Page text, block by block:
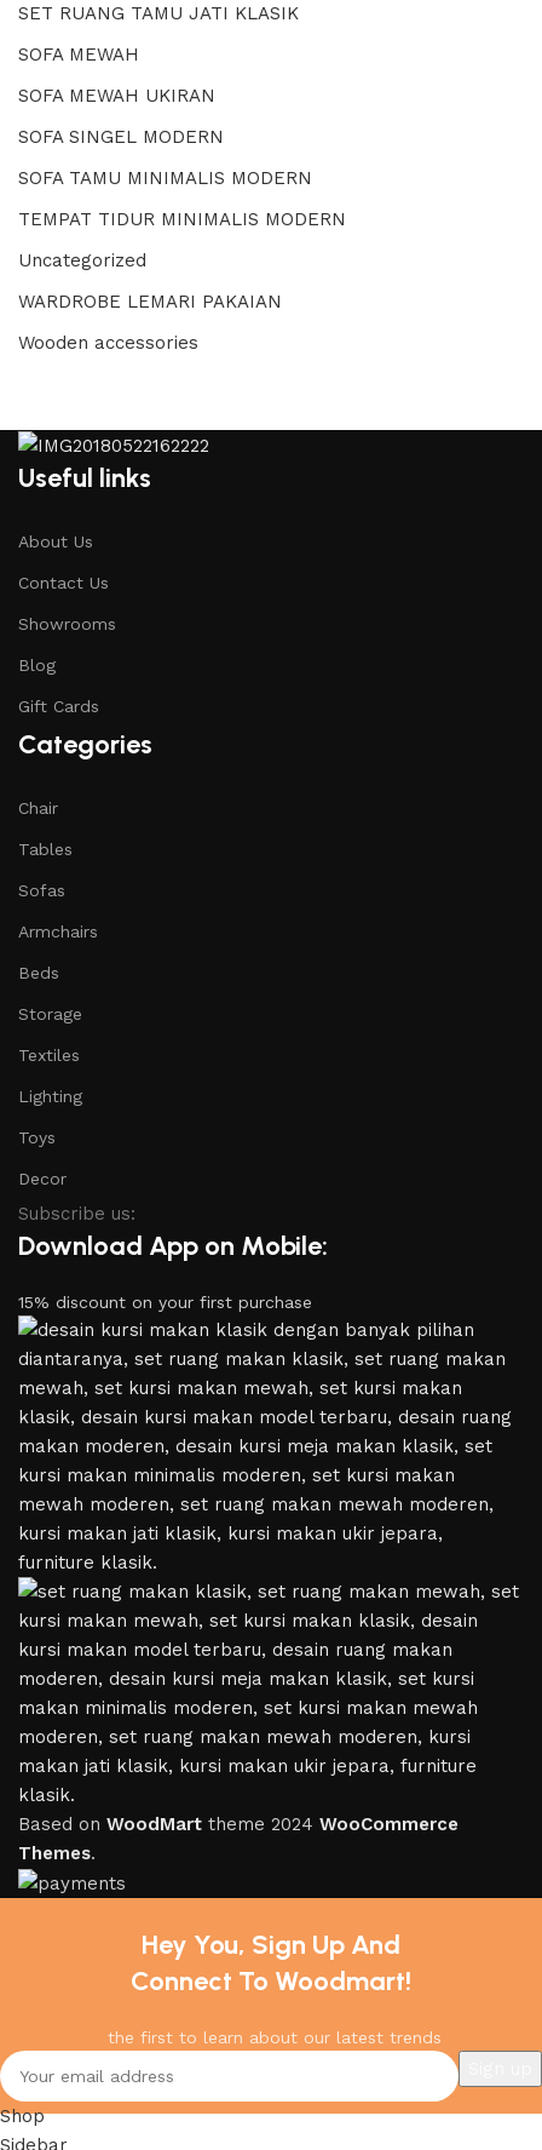
SET RUANG TAMU JATI KLASIK
SOFA MEWAH
SOFA MEWAH UKIRAN
SOFA SINGEL MODERN
SOFA TAMU MINIMALIS MODERN
TEMPAT TIDUR MINIMALIS MODERN
Uncategorized
WARDROBE LEMARI PAKAIAN
Wooden accessories
Useful links
About Us
Contact Us
Showrooms
Blog
Gift Cards
Categories
Chair
Tables
Sofas
Armchairs
Beds
Storage
Textiles
Lighting
Toys
Decor
Subscribe us:
Download App on Mobile:
15% discount on your first purchase
Based on WoodMart theme 2024 WooCommerce
Themes.
Hey You, Sign Up And
Connect To Woodmart!
the first to learn about our latest trends
Shop
Sidebar